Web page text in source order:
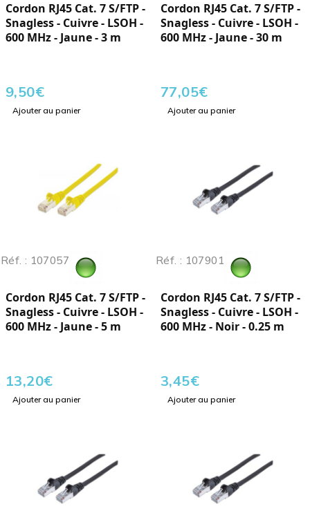
Cordon RJ45 Cat. 7 S/FTP -
Snagless - Cuivre - LSOH -
600 MHz - Jaune - 3 m
9,50€
Ajouter au panier
Cordon RJ45 Cat. 7 S/FTP -
Snagless - Cuivre - LSOH -
600 MHz - Jaune - 30 m
77,05€
Ajouter au panier
Réf. : 107057
Cordon RJ45 Cat. 7 S/FTP -
Snagless - Cuivre - LSOH -
600 MHz - Jaune - 5 m
13,20€
Ajouter au panier
Réf. : 107901
Cordon RJ45 Cat. 7 S/FTP -
Snagless - Cuivre - LSOH -
600 MHz - Noir - 0.25 m
3,45€
Ajouter au panier